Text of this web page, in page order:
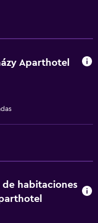
Aparthotel
de habitaciones